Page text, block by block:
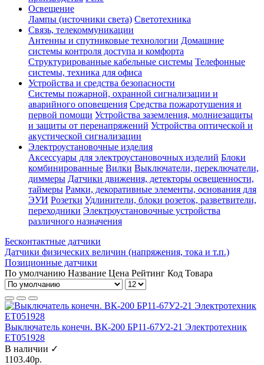
Освещение
Лампы (источники света) Светотехника
Связь, телекоммуникации
Антенны и спутниковые технологии Домашние
системы контроля доступа и комфорта
Структурированные кабельные системы Телефонные
системы, техника для офиса
Устройства и средства безопасности
Системы пожарной, охранной сигнализации и
аварийного оповещения Средства пожаротушения и
первой помощи Устройства заземления, молниезащиты
и защиты от перенапряжений Устройства оптической и
акустической сигнализации
Электроустановочные изделия
Аксессуары для электроустановочных изделий Блоки
комбинированные Вилки Выключатели, переключатели,
диммеры Датчики движения, детекторы освещенности,
таймеры Рамки, декоративные элементы, основания для
ЭУИ Розетки Удлинители, блоки розеток, разветвители,
переходники Электроустановочные устройства
различного назначения
Бесконтактные датчики
Датчики физических величин (напряжения, тока и т.п.)
Позиционные датчики
По умолчанию Название Цена Рейтинг Код Товара
Выключатель конечн. ВК-200 БР11-67У2-21 Электротехник
ET051928
В наличии ✓
1103.40р.